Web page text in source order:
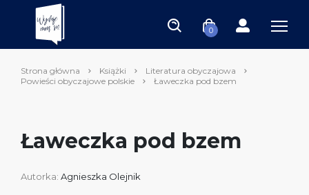
0
Strona główna Książki
Literatura obyczajowa
Powieści obyczajowe polskie
Ławeczka pod bzem
Ławeczka pod bzem
Autorka: Agnieszka Olejnik